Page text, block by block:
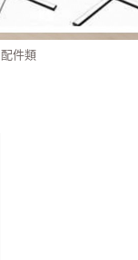
配件類